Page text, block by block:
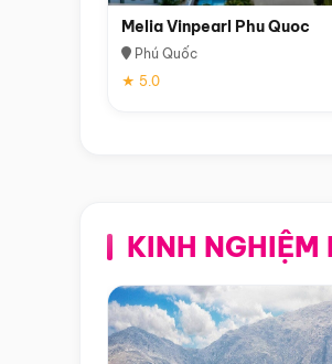
Melia Vinpearl Phu Quoc
Phú Quốc
★ 5.0
KINH NGHIỆM